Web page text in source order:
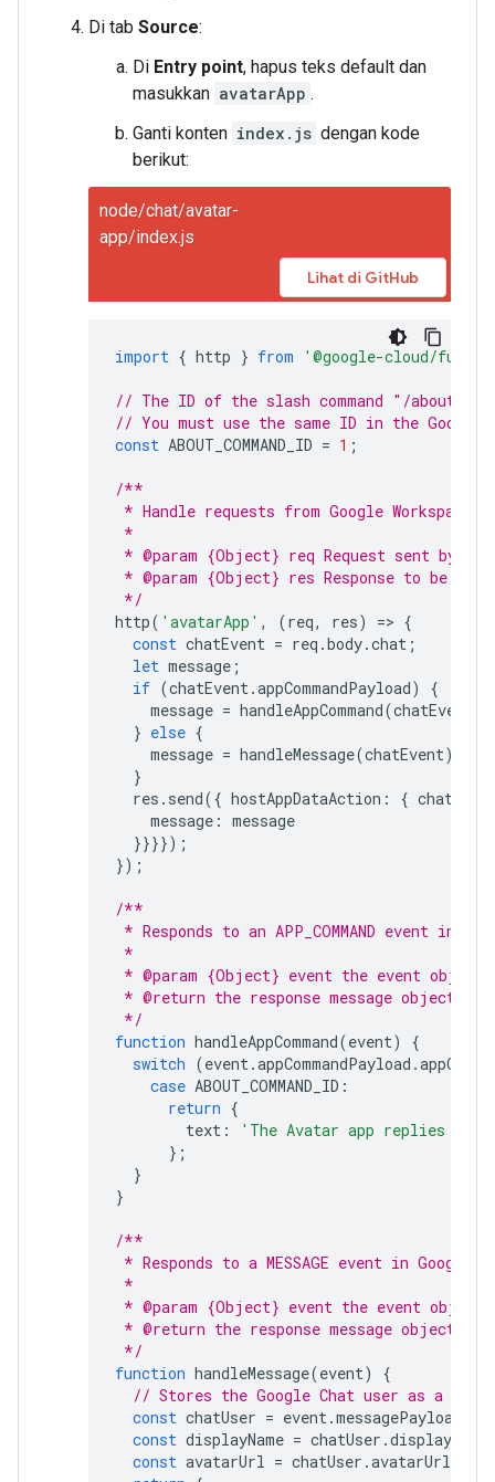
Di tab Source:
Di Entry point, hapus teks default dan
masukkan avatarApp .
Ganti konten index.js dengan kode
berikut:
node/chat/avatar-
app/index.js
Lihat di GitHub
import { http } from '@google-cloud/
// The ID of the slash command "/about".
// You must use the same ID in the
const ABOUT_COMMAND_ID = 1 ;
/**
* Handle requests from Google Workspace
*
* @param {Object} req Request sent by
* @param {Object} res Response to be
*/
http( 'avatarApp' , (req, res) => {
const chatEvent = req .body.chat ;
let message ;
if (chatEvent.appCommandPayload)
{
message = handleAppCommand(chatEvent
} else {
message = handleMessage(chatEvent);
}
res . send({ hostAppDataAction : {
message : message
}}}});
});
/**
* Responds to an APP_COMMAND event in
*
* @param {Object} event the event object
* @return the response message object.
*/
function handleAppCommand(event)
{
switch (event.appCommandPayload .
case ABOUT_COMMAND_ID :
return {
text :
'The Avatar app replies to
};
}
}
/**
* Responds to a MESSAGE event in Google
*
* @param {Object} event the event object
* @return the response message object.
*/
function handleMessage(event)
{
// Stores the Google Chat user as a
const chatUser = event.messagePayload
const displayName = chatUser .displayName
const avatarUrl = chatUser .avatarUrl